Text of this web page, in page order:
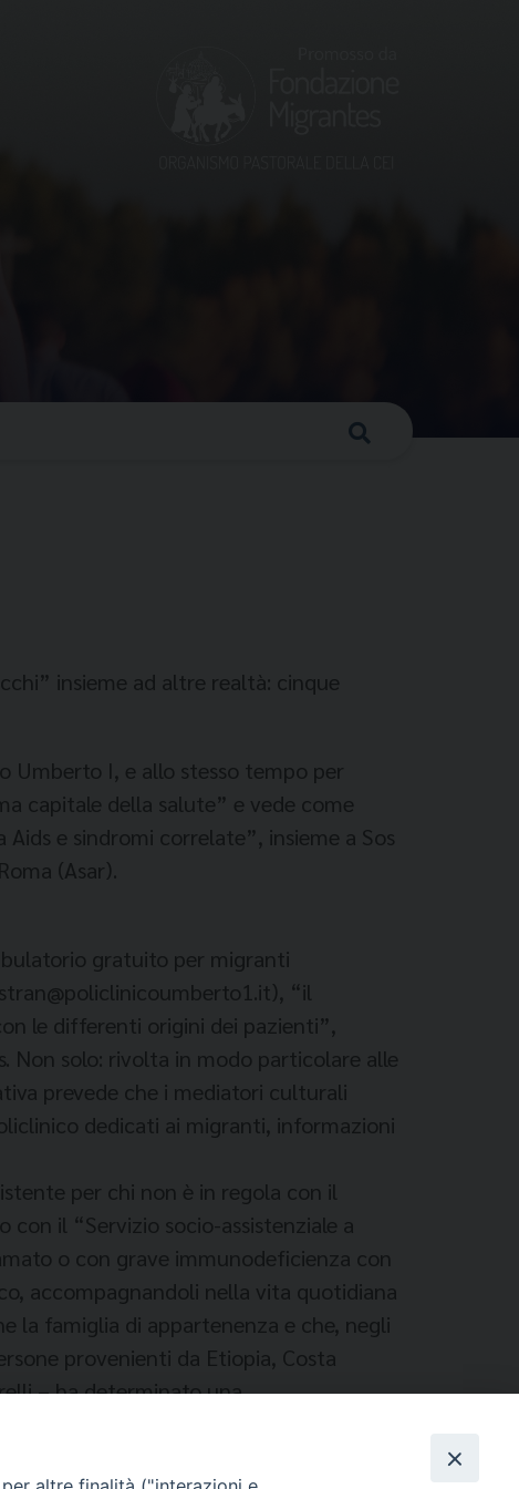
insieme ad altre realtà: cinque
Umberto I, e allo stesso tempo per
capitale della salute” e vede come
e sindromi correlate”, insieme a Sos
(Asar).
gratuito per migranti
“il
le differenti origini dei pazienti”,
Non solo: rivolta in modo particolare alle
prevede che i mediatori culturali
dedicati ai migranti, informazioni
per chi non è in regola con il
il “Servizio socio-assistenziale a
o con grave immunodeficienza con
accompagnandoli nella vita quotidiana
la famiglia di appartenenza e che, negli
provenienti da Etiopia, Costa
– ha determinato una